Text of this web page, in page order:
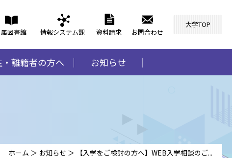
図書館 情報システム課 資料請求 お問合わせ
大学TOP
離籍者の方へ お知らせ
ホーム ＞ お知らせ ＞ 【入学をご検討の方へ】WEB入学相談のご...